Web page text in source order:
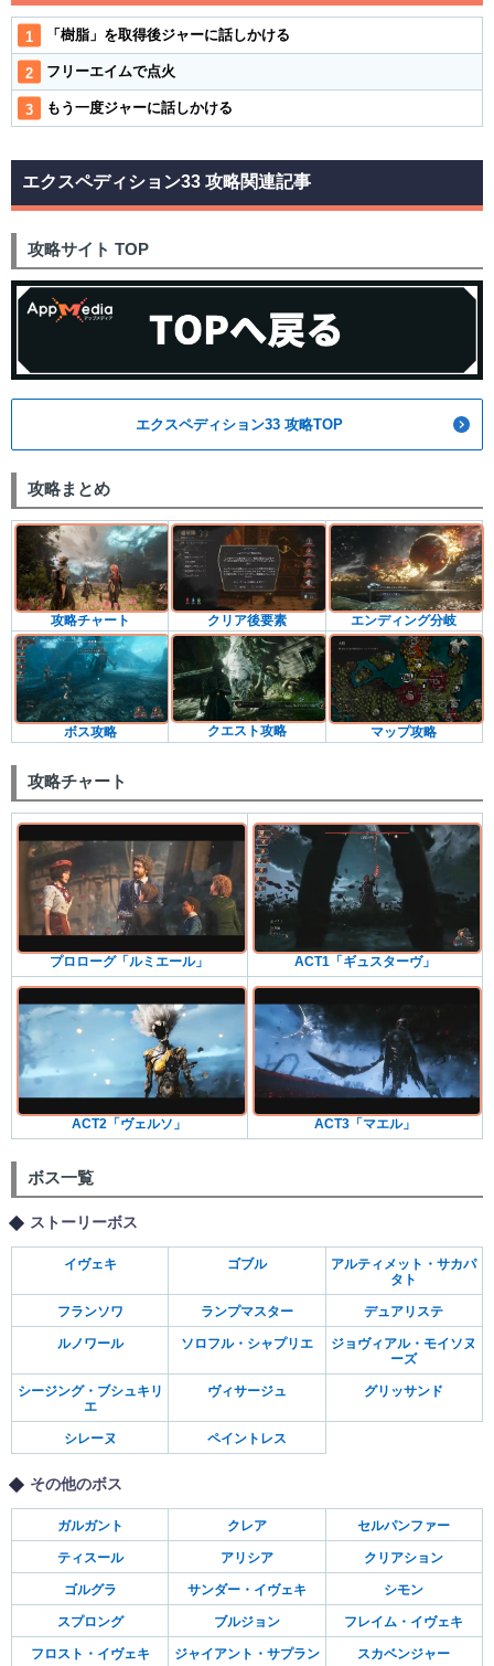
「樹脂」を取得後ジャーに話しかける
フリーエイムで点火
もう一度ジャーに話しかける
エクスペディション33 攻略関連記事
攻略サイト TOP
エクスペディション33 攻略TOP
攻略まとめ
攻略チャート クリア後要素 エンディング分岐
ボス攻略 クエスト攻略 マップ攻略
攻略チャート
プロローグ「ルミエール」 ACT1「ギュスターヴ」
ACT2「ヴェルソ」 ACT3「マエル」
ボス一覧
ストーリーボス
イヴェキ ゴブル
アルティメット・サカパ
タト
フランソワ ランプマスター デュアリステ
ルノワール ソロフル・シャプリエ
ジョヴィアル・モイソヌ
ーズ
シージング・ブシュキリ
エ
ヴィサージュ グリッサンド
シレーヌ ペイントレス
その他のボス
ガルガント クレア セルパンファー
ティスール アリシア クリアション
ゴルグラ サンダー・イヴェキ シモン
スプロング ブルジョン フレイム・イヴェキ
フロスト・イヴェキ ジャイアント・サプラン スカベンジャー